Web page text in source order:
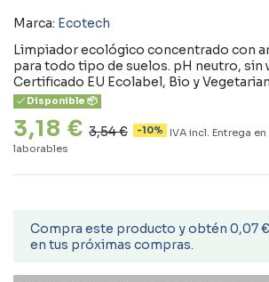
Marca: Ecotech
Limpiador ecológico concentrado con
para todo tipo de suelos. pH neutro, sin
Certificado EU Ecolabel, Bio y
Disponible 📦
3,18 € 3,54 € -10% IVA incl. Entrega
laborables
Compra este producto y obtén 0,07
en tus próximas compras.